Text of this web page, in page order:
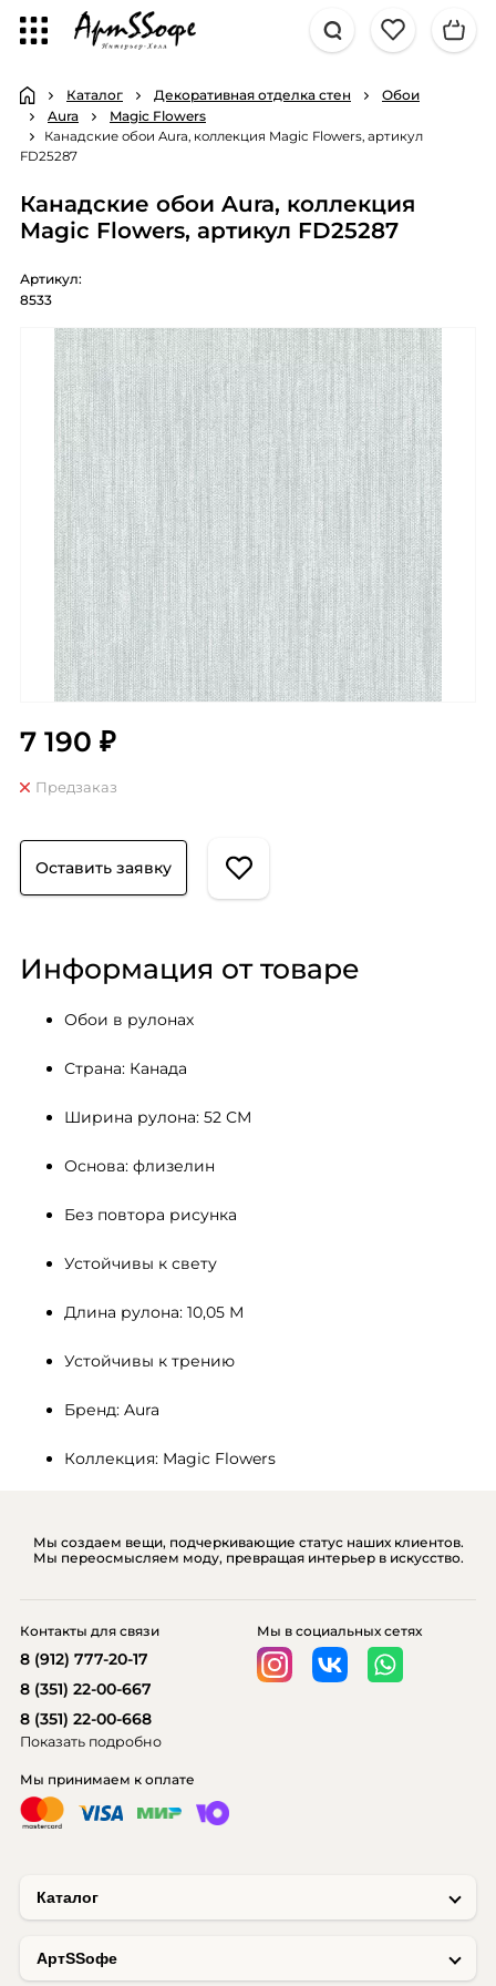
Каталог Декоративная отделка стен
Обои
Aura
Magic Flowers
Канадские обои Aura, коллекция Magic Flowers, артикул
FD25287
Канадские обои Aura, коллекция
Magic Flowers, артикул FD25287
Артикул:
8533
7 190 ₽
Предзаказ
Оставить заявку
Информация от товаре
Обои в рулонах
Страна: Канада
Ширина рулона: 52 СМ
Основа: флизелин
Без повтора рисунка
Устойчивы к свету
Длина рулона: 10,05 М
Устойчивы к трению
Бренд: Aura
Коллекция: Magic Flowers
Мы создаем вещи, подчеркивающие статус наших клиентов.
Мы переосмысляем моду, превращая интерьер в искусство.
Каталог
AртSSофе
Мы принимаем к оплате
Мы в социальных сетях
Контакты для связи
8 (912) 777-20-17
8 (351) 22-00-667
8 (351) 22-00-668
Показать подробно